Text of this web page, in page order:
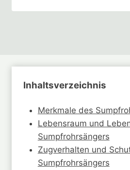
Inhaltsverzeichnis
Merkmale des
Lebensraum und
Sumpfrohrsängers
Zugverhalten und
Sumpfrohrsängers